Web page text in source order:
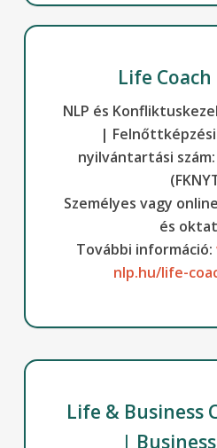
Life Coach
NLP és
|
nyilvántartási szám:
Személyes vagy
és
További információ:
nlp.hu/life-
Life & Business
|